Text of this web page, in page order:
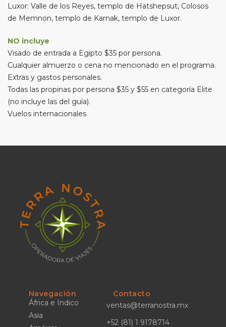
Luxor: Valle de los Reyes, templo de Hatshepsut, Colosos
de Memnon, templo de Karnak, templo de Luxor.
NO incluye
Visado de entrada a Egipto $35 por persona.
Cualquier almuerzo o cena no mencionado en el programa.
Extras y gastos personales.
Todas las propinas por persona $35 y $55 en categoría Elite
(no incluye las del guía).
Vuelos internacionales
Navegación
África e Indico
Asia
Contacto
ventas@terranostra.mx
+52 (81) 1 9178714